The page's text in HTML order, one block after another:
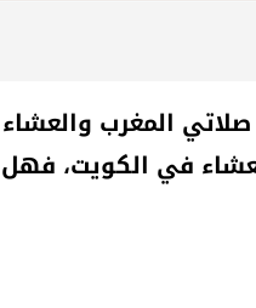
المغرب
في الكويت، فهل